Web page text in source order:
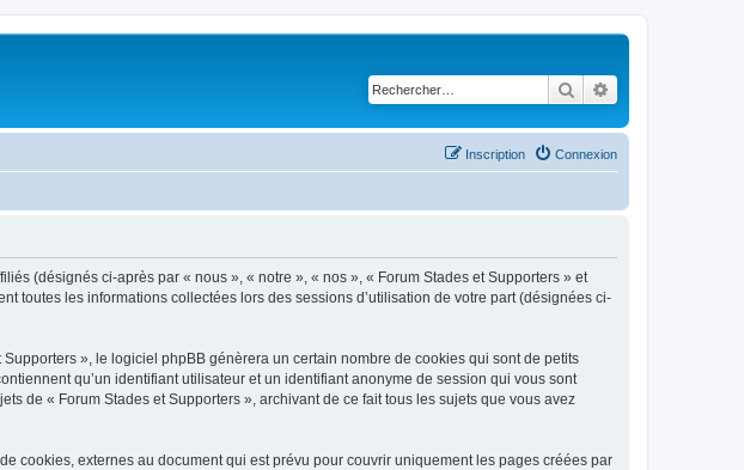
Rechercher
Connexion
Inscription
(désignés ci-après par « nous », « notre », « nos », « Forum Stades et Supporters » et
toutes les informations collectées lors des sessions d’utilisation de votre part (désignées ci-
», le logiciel phpBB génèrera un certain nombre de cookies qui sont de petits
qu’un identifiant utilisateur et un identifiant anonyme de session qui vous sont
de « Forum Stades et Supporters », archivant de ce fait tous les sujets que vous avez
cookies, externes au document qui est prévu pour couvrir uniquement les pages créées par